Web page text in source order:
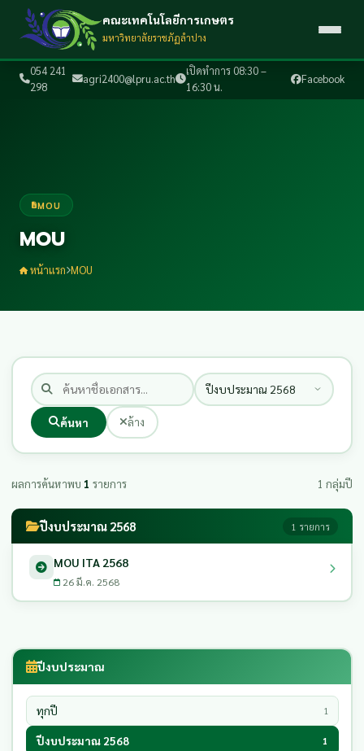
054 241
298
agri2400@lpru.ac.th
เปิดทำการ 08:30 –
16:30 น.
Facebook
คณะเทคโนโลยีการเกษตร
มหาวิทยาลัยราชภัฏลำปาง
MOU
MOU
หน้าแรก MOU
ค้นหา ล้าง
ผลการค้นหาพบ 1 รายการ 1 กลุ่มปี
ปีงบประมาณ 2568 1 รายการ
MOU ITA 2568
26 มี.ค. 2568
ปีงบประมาณ
ทุกปี 1
ปีงบประมาณ 2568 1